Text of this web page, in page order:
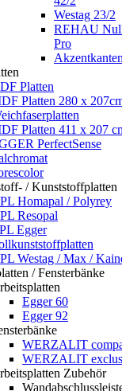
Westag 23/2
REHAU
Pro
Platten
Platten 280 x
Platten 411 x 207
PerfectSense
/ Kunststoffplatten
Homapal / Polyrey
Resopal
Egger
Westag / Max /
/ Fensterbänke
Egger 60
Egger 92
WERZALIT
WERZALIT
Zubehör